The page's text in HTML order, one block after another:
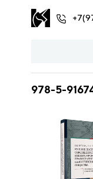
978-5-